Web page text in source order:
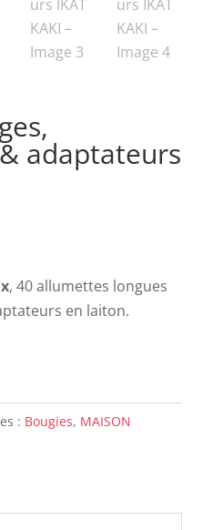
adaptateurs
, 40 allumettes longues
en laiton.
: Bougies, MAISON